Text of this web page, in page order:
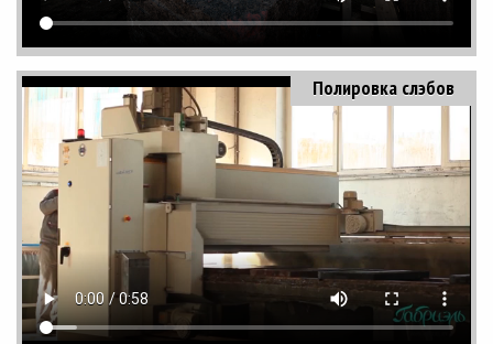
Полировка слэбов